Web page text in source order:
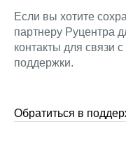
Если вы хотите
партнеру Руцентра
контакты для связи
поддержки.
Обратиться в